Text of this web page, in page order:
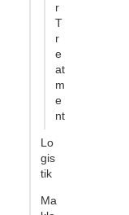
r
T
r
e
at
m
e
nt
Lo
gis
tik
Ma